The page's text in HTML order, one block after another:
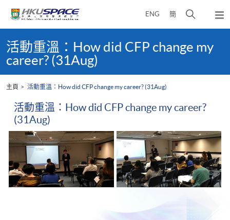
ENG 簡
開
尋
面
彈
出
content
start活動重溫：How did CFP change my
career? (31Aug)
主頁 活動重溫：How did CFP change my career? (31Aug)
活動重溫：How did CFP change my career?
(31Aug)